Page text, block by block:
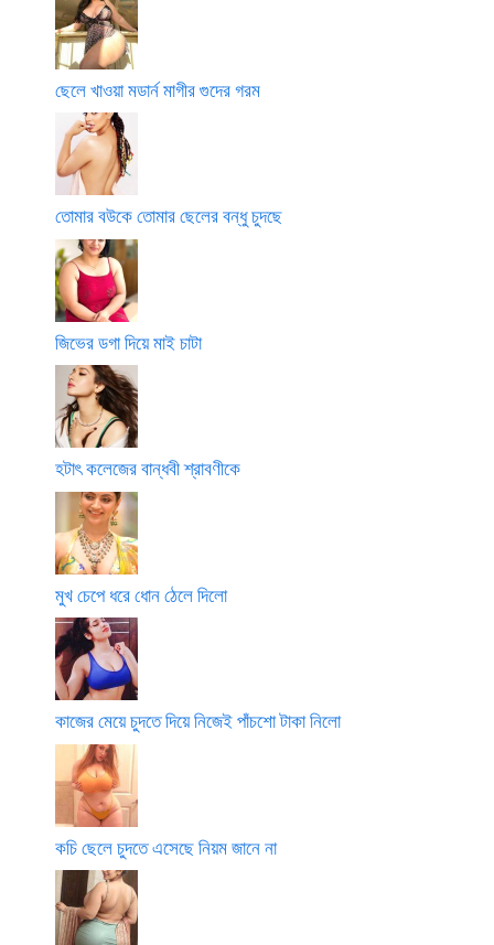
ছেলে খাওয়া মডার্ন মাগীর গুদের গরম
তোমার বউকে তোমার ছেলের বন্ধু চুদছে
জিভের ডগা দিয়ে মাই চাটা
হটাৎ কলেজের বান্ধবী শ্রাবণীকে
মুখ চেপে ধরে ধোন ঠেলে দিলো
কাজের মেয়ে চুদতে দিয়ে নিজেই পাঁচশো টাকা নিলো
কচি ছেলে চুদতে এসেছে নিয়ম জানে না